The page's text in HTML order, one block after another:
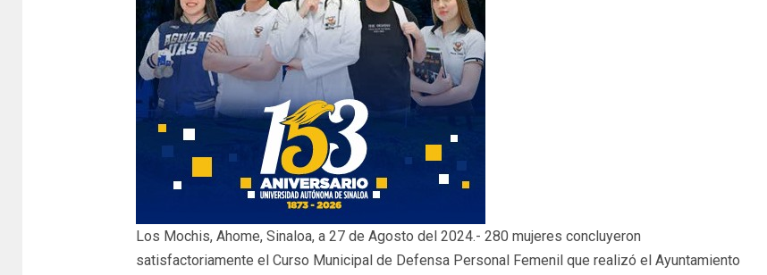
Los Mochis, Ahome, Sinaloa, a 27 de Agosto del 2024.- 280 mujeres concluyeron
satisfactoriamente el Curso Municipal de Defensa Personal Femenil que realizó el Ayuntamiento